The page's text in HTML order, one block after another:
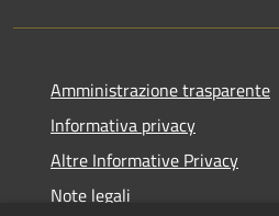
Amministrazione trasparente
Informativa privacy
Altre Informative Privacy
Note legali